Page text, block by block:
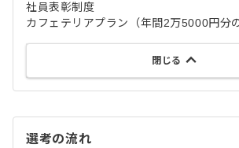
社員表彰制度
カフェテリアプラン（年間2万5000円分
閉じる
選考の流れ